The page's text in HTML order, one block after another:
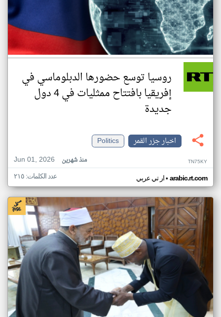
روسيا توسع حضورها الدبلوماسي في
إفريقيا بافتتاح ممثليات في 4 دول
جديدة
اخبار جزر القمر
Politics
Jun 01, 2026
منذ شهرين TN75KY
ار تي عربي• arabic.rt.com عدد الكلمات: ٢١٥